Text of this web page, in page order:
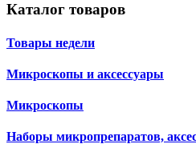
Каталог товаров
Товары недели
Микроскопы и аксессуары
Микроскопы
Наборы микропрепаратов,